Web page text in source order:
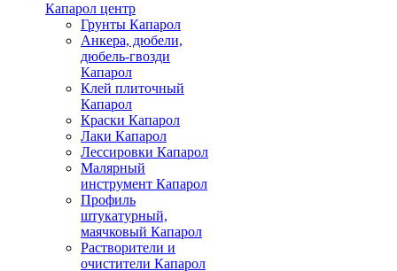
Капарол центр
Грунты Капарол
Анкера, дюбели,
дюбель-гвозди
Капарол
Клей плиточный
Капарол
Краски Капарол
Лаки Капарол
Лессировки Капарол
Малярный
инструмент Капарол
Профиль
штукатурный,
маячковый Капарол
Растворители и
очистители Капарол